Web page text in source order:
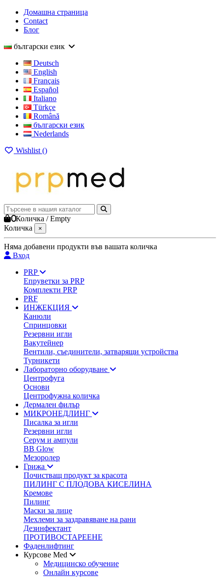
Домашна страница
Contact
Блог
български език
Deutsch
English
Français
Español
Italiano
Türkçe
Română
български език
Nederlands
Wishlist ()
0Количка /Empty
Количка
×
Няма добавени продукти във вашата количка
Вход
PRP
Епруветки за PRP
Комплекти PRP
PRF
ИНЖЕКЦИЯ
Канюли
Спринцовки
Резервни игли
Вакутейнер
Вентили, съединители, затварящи устройства
Турникети
Лабораторно оборудване
Центрофуга
Основи
Центрофужна количка
Дермален филър
МИКРОНЕДЛИНГ
Писалка за игли
Резервни игли
Серум и ампули
BB Glow
Мезоролер
Грижа
Почистващ продукт за красота
ПИЛИНГ С ПЛОДОВА КИСЕЛИНА
Кремове
Пилинг
Маски за лице
Мехлеми за заздравяване на рани
Дезинфектант
ПРОТИВОСТАРЕЕНЕ
Фаденлифтинг
Курсове Med
Медицинско обучение
Онлайн курсове